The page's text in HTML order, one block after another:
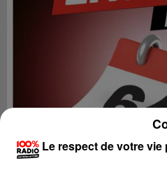
Le respect de votre